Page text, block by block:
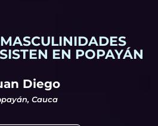
EN POPAYÁN
Diego
Cauca